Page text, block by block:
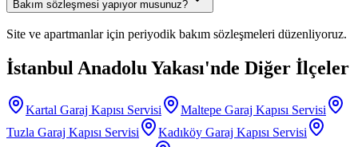
Bakım sözleşmesi yapıyor musunuz?
Site ve apartmanlar için periyodik bakım sözleşmeleri düzenliyoruz.
İstanbul Anadolu Yakası'nde Diğer İlçeler
Kartal Garaj Kapısı Servisi Maltepe Garaj Kapısı Servisi
Tuzla Garaj Kapısı Servisi Kadıköy Garaj Kapısı Servisi